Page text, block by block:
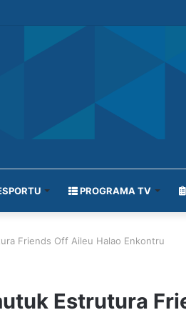
PROGRAMA TV
Friends Off Aileu Halao Enkontru
Estrutura